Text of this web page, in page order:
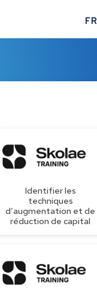
FR
Identifier les
techniques
d’augmentation et de
réduction de capital